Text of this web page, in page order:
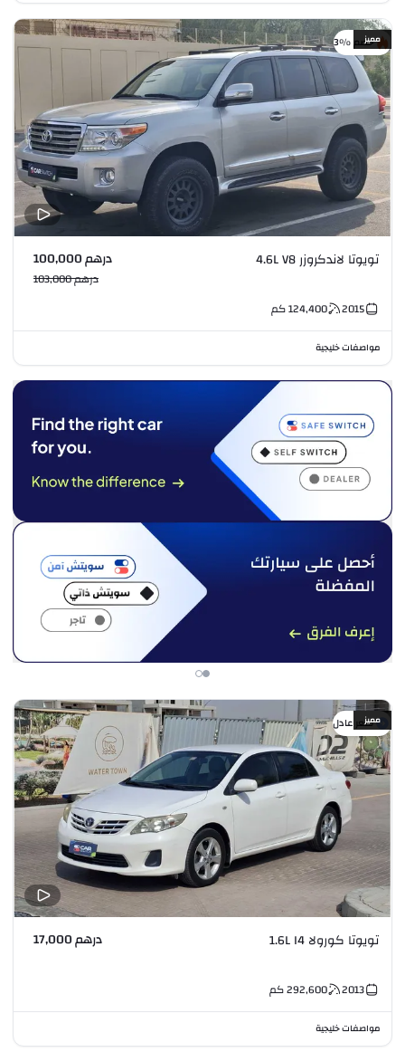
خصم %3مميز
تويوتا لاندكروزر 4.6L V8 درهم 100,000
درهم 103,000
2015
124,400كم
مواصفات خليجية
سعر عادلمميز
تويوتا كورولا 1.6L I4 درهم 17,000
2013
292,600كم
مواصفات خليجية